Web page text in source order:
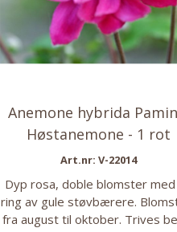
Anemone hybrida
Høstanemone - 1 rot
Art.nr: V-22014
Dyp rosa, doble blomster med
ring av gule støvbærere.
fra august til oktober. Trives